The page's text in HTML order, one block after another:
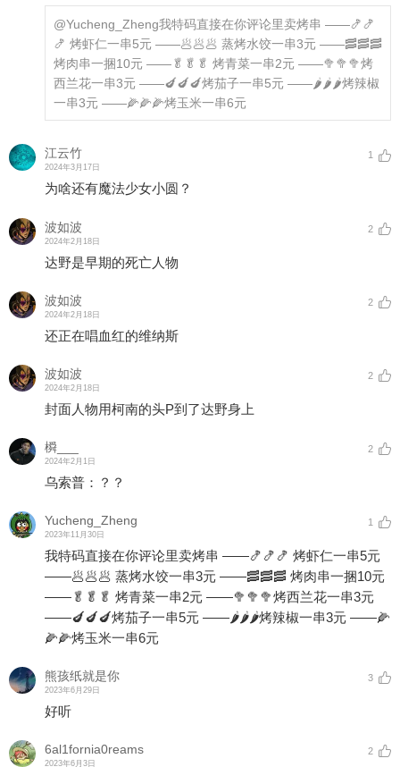
@Yucheng_Zheng我特码直接在你评论里卖烤串 ——🍤🍤
🍤 烤虾仁一串5元 ——🥟🥟🥟 蒸烤水饺一串3元 ——🥓🥓🥓
烤肉串一捆10元 ——🥬🥬🥬 烤青菜一串2元 ——🥦🥦🥦烤
西兰花一串3元 ——🍆🍆🍆烤茄子一串5元 ——🌶🌶🌶烤辣椒
一串3元 ——🌽🌽🌽烤玉米一串6元
江云竹
2024年3月17日
1
为啥还有魔法少女小圆？
波如波
2024年2月18日
2
达野是早期的死亡人物
波如波
2024年2月18日
2
还正在唱血红的维纳斯
波如波
2024年2月18日
2
封面人物用柯南的头P到了达野身上
橓___
2024年2月1日
2
乌索普：？？
Yucheng_Zheng
2023年11月30日
1
我特码直接在你评论里卖烤串 ——🍤🍤🍤 烤虾仁一串5元
——🥟🥟🥟 蒸烤水饺一串3元 ——🥓🥓🥓 烤肉串一捆10元
——🥬🥬🥬 烤青菜一串2元 ——🥦🥦🥦烤西兰花一串3元
——🍆🍆🍆烤茄子一串5元 ——🌶🌶🌶烤辣椒一串3元 ——🌽
🌽🌽烤玉米一串6元
熊孩纸就是你
2023年6月29日
3
好听
6al1fornia0reams
2023年6月3日
2